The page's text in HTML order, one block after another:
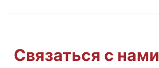
Связаться с нами